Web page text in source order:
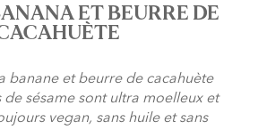
ET BEURRE DE
banane et beurre de cacahuète
sésame sont ultra moelleux et
vegan, sans huile et sans